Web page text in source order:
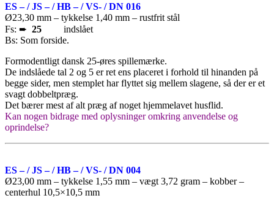
ES – / JS – / HB – / VS- / DN 016
Ø23,30 mm – tykkelse 1,40 mm – rustfrit stål
Fs: ➨ 25 indslået
Bs: Som forside.
Formodentligt dansk 25-øres spillemærke.
De indslåede tal 2 og 5 er ret ens placeret i forhold til hinanden på
begge sider, men stemplet har flyttet sig mellem slagene, så der er et
svagt dobbeltpræg.
Det bærer mest af alt præg af noget hjemmelavet husflid.
Kan nogen bidrage med oplysninger omkring anvendelse og
oprindelse?
ES – / JS – / HB – / VS- / DN 004
Ø23,00 mm – tykkelse 1,55 mm – vægt 3,72 gram – kobber –
centerhul 10,5×10,5 mm